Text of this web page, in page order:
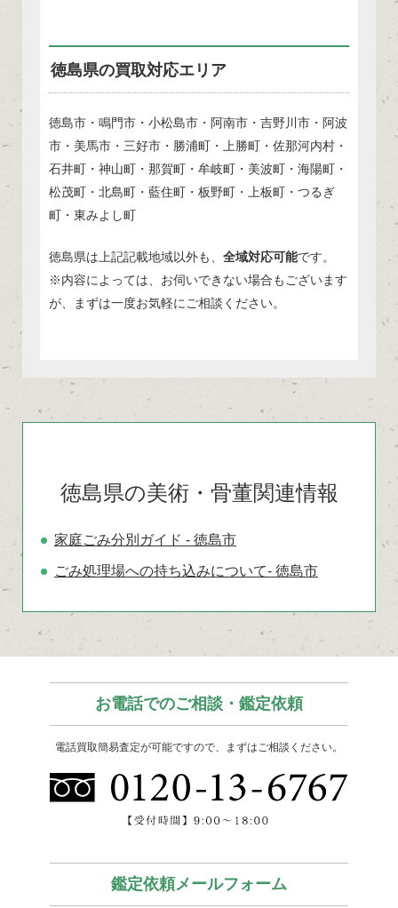
徳島県の買取対応エリア
徳島市・鳴門市・小松島市・阿南市・吉野川市・阿波
市・美馬市・三好市・勝浦町・上勝町・佐那河内村・
石井町・神山町・那賀町・牟岐町・美波町・海陽町・
松茂町・北島町・藍住町・板野町・上板町・つるぎ
町・東みよし町
徳島県は上記記載地域以外も、 全域対応可能です。
※内容によっては、お伺いできない場合もございます
が、まずは一度お気軽にご相談ください。
徳島県の美術・骨董関連情報
家庭ごみ分別ガイド - 徳島市
ごみ処理場への持ち込みについて- 徳島市
お電話でのご相談・鑑定依頼
電話買取簡易査定が可能ですので、まずはご相談ください。
鑑定依頼メールフォーム